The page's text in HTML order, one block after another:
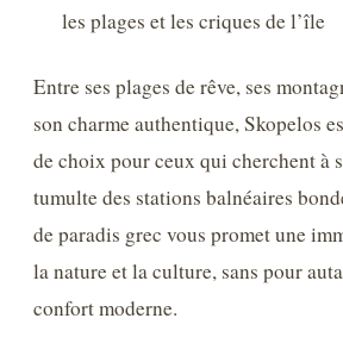
les plages et les criques de l’île
Entre ses plages de rêve, ses
son charme authentique, Skopelos
de choix pour ceux qui cherchent à
tumulte des stations balnéaires
de paradis grec vous promet une
la nature et la culture, sans pour
confort moderne.